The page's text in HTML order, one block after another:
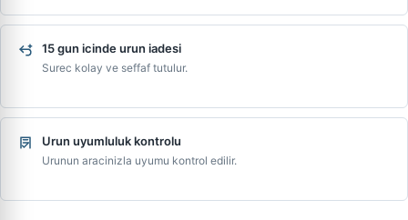
15 gun icinde urun iadesi
Surec kolay ve seffaf tutulur.
Urun uyumluluk kontrolu
Urunun aracinizla uyumu kontrol edilir.